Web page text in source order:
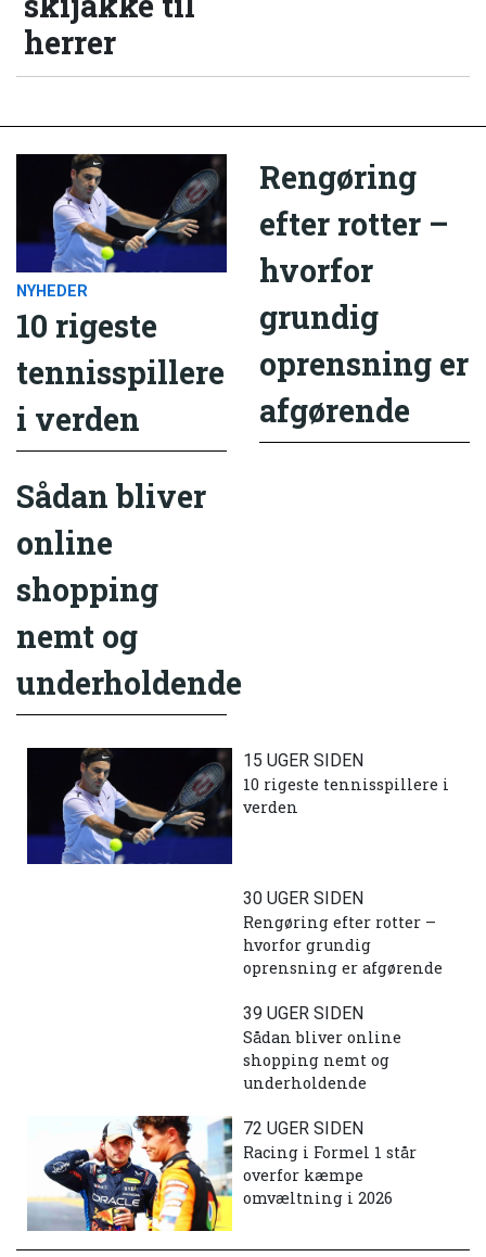
herrer
NYHEDER
10 rigeste
tennisspillere
i verden
Rengøring
efter rotter –
hvorfor
grundig
oprensning er
afgørende
Sådan bliver
online
shopping
nemt og
underholdende
15 UGER SIDEN
10 rigeste tennisspillere i
verden
30 UGER SIDEN
Rengøring efter rotter –
hvorfor grundig
oprensning er afgørende
39 UGER SIDEN
Sådan bliver online
shopping nemt og
underholdende
72 UGER SIDEN
Racing i Formel 1 står
overfor kæmpe
omvæltning i 2026